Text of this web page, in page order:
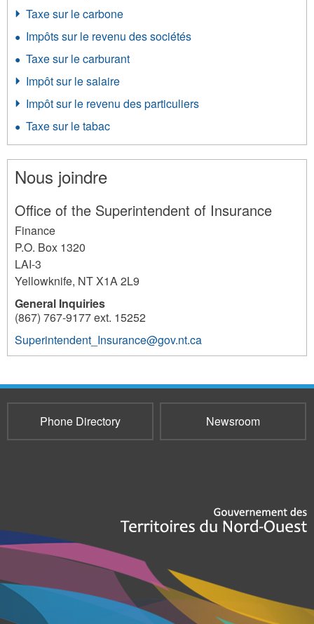
Taxe sur le carbone
Impôts sur le revenu des sociétés
Taxe sur le carburant
Impôt sur le salaire
Impôt sur le revenu des particuliers
Taxe sur le tabac
Nous joindre
Office of the Superintendent of Insurance
Finance
P.O. Box 1320
LAI-3
Yellowknife, NTX1A 2L9
General Inquiries
(867) 767-9177 ext. 15252
Superintendent_Insurance@gov.nt.ca
7391
7391
Phone Directory Newsroom